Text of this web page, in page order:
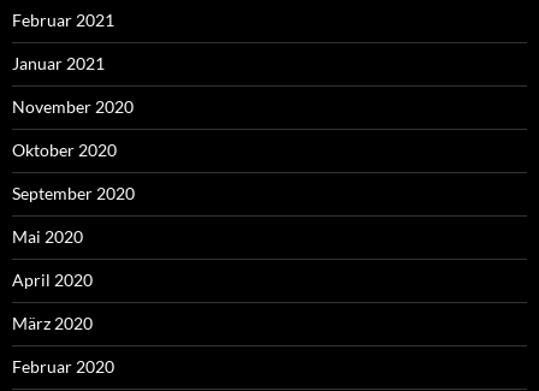
Februar 2021
Januar 2021
November 2020
Oktober 2020
September 2020
Mai 2020
April 2020
März 2020
Februar 2020